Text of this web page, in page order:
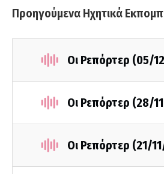
Προηγούμενα Ηχητικά
Οι Ρεπόρτερ (05/
Οι Ρεπόρτερ (28/
Οι Ρεπόρτερ (21/